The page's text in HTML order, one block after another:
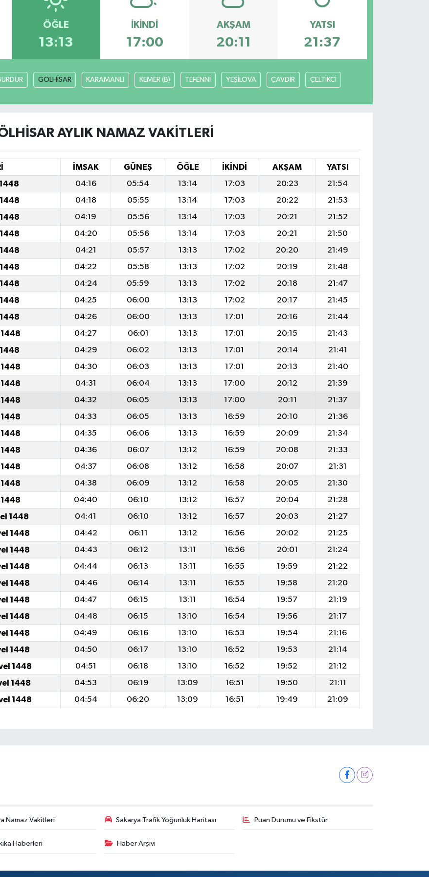
ÖĞLE
13:13
İKINDI
17:00
AKŞAM
20:11
YATSI
21:37
GÖLHİSAR KARAMANLI KEMER (B) TEFENNİ YEŞİLOVA ÇAVDIR ÇELTİKCİ
AYLIK NAMAZ VAKITLERI
İMSAK GÜNEŞ ÖĞLE İKINDI AKŞAM
YATSI
04:16 05:54 13:14 17:03 20:23
21:54
04:18 05:55 13:14 17:03 20:22
21:53
04:19 05:56 13:14 17:03 20:21
21:52
04:20 05:56 13:14 17:03 20:21
21:50
04:21 05:57 13:13 17:02 20:20
21:49
04:22 05:58 13:13 17:02 20:19
21:48
04:24 05:59 13:13 17:02 20:18
21:47
04:25 06:00 13:13 17:02 20:17
21:45
04:26 06:00 13:13 17:01 20:16
21:44
04:27 06:01 13:13 17:01 20:15
21:43
04:29 06:02 13:13 17:01 20:14
21:41
04:30 06:03 13:13 17:01 20:13
21:40
04:31 06:04 13:13 17:00 20:12
21:39
04:32 06:05 13:13 17:00 20:11
21:37
04:33 06:05 13:13 16:59 20:10
21:36
04:35 06:06 13:13 16:59 20:09
21:34
04:36 06:07 13:12 16:59 20:08
21:33
04:37 06:08 13:12 16:58 20:07
21:31
04:38 06:09 13:12 16:58 20:05
21:30
04:40 06:10 13:12 16:57 20:04
21:28
1448 04:41 06:10 13:12 16:57 20:03
21:27
1448 04:42 06:11 13:12 16:56 20:02
21:25
1448 04:43 06:12 13:11 16:56 20:01
21:24
1448 04:44 06:13 13:11 16:55 19:59
21:22
1448 04:46 06:14 13:11 16:55 19:58
21:20
1448 04:47 06:15 13:11 16:54 19:57
21:19
1448 04:48 06:15 13:10 16:54 19:56
21:17
1448 04:49 06:16 13:10 16:53 19:54
21:16
1448 04:50 06:17 13:10 16:52 19:53
21:14
1448 04:51 06:18 13:10 16:52 19:52
21:12
1448 04:53 06:19 13:09 16:51 19:50
21:11
1448 04:54 06:20 13:09 16:51 19:49 21:09
Namaz Vakitleri Sakarya Trafik Yoğunluk Haritası Puan Durumu ve Fikstür
Haberleri Haber Arşivi